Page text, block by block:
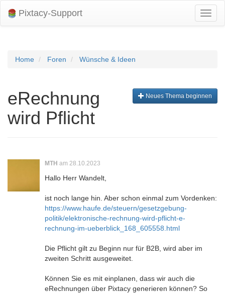
Pixtacy-Support
Home Foren Wünsche & Ideen
Neues Thema beginnen
eRechnung
wird Pflicht
MTH am 28.10.2023
Hallo Herr Wandelt,
ist noch lange hin. Aber schon einmal zum Vordenken:
https://www.haufe.de/steuern/gesetzgebung-
politik/elektronische-rechnung-wird-pflicht-e-
rechnung-im-ueberblick_168_605558.html
Die Pflicht gilt zu Beginn nur für B2B, wird aber im
zweiten Schritt ausgeweitet.
Können Sie es mit einplanen, dass wir auch die
eRechnungen über Pixtacy generieren können? So